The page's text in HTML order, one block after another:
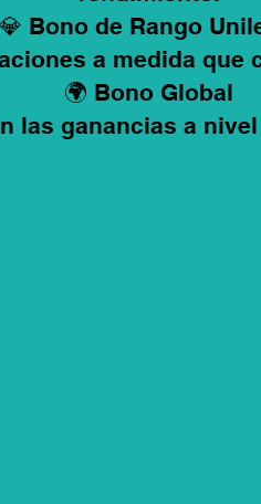
💎 Bono de Rango
a medida que
🌍 Bono Global
las ganancias a